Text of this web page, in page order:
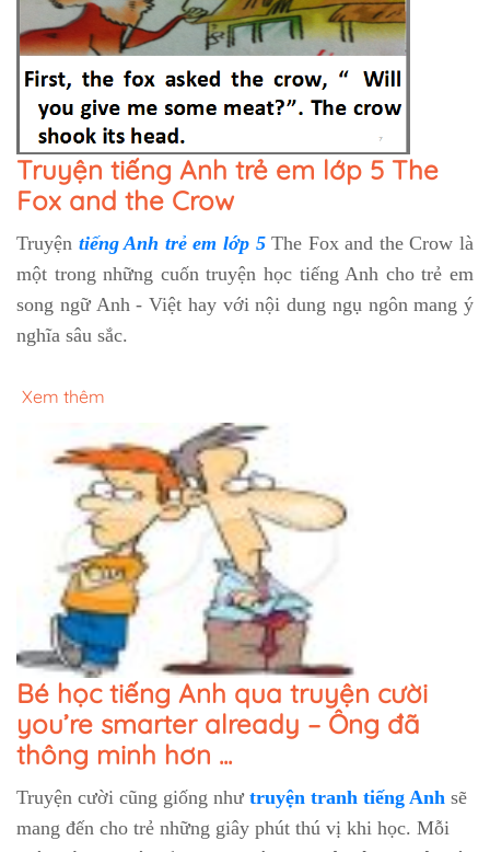
Truyện tiếng Anh trẻ em lớp 5 The
Fox and the Crow
Truyện tiếng Anh trẻ em lớp 5The Fox and the Crow là
một trong những cuốn truyện học tiếng Anh cho trẻ em
song ngữ Anh - Việt hay với nội dung ngụ ngôn mang ý
nghĩa sâu sắc.
Xem thêm
Bé học tiếng Anh qua truyện cười
you’re smarter already – Ông đã
thông minh hơn ...
Truyện cười cũng giống như truyện tranh tiếng Anh sẽ
mang đến cho trẻ những giây phút thú vị khi học. Mỗi